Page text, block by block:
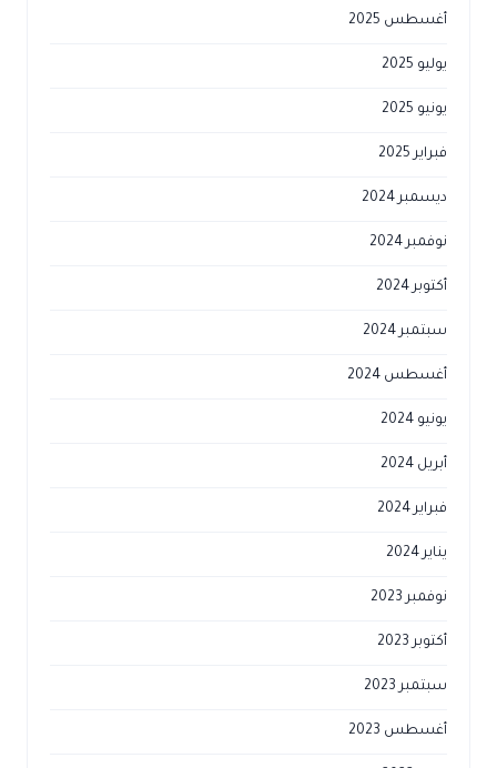
أغسطس 2025
يوليو 2025
يونيو 2025
فبراير 2025
ديسمبر 2024
نوفمبر 2024
أكتوبر 2024
سبتمبر 2024
أغسطس 2024
يونيو 2024
أبريل 2024
فبراير 2024
يناير 2024
نوفمبر 2023
أكتوبر 2023
سبتمبر 2023
أغسطس 2023